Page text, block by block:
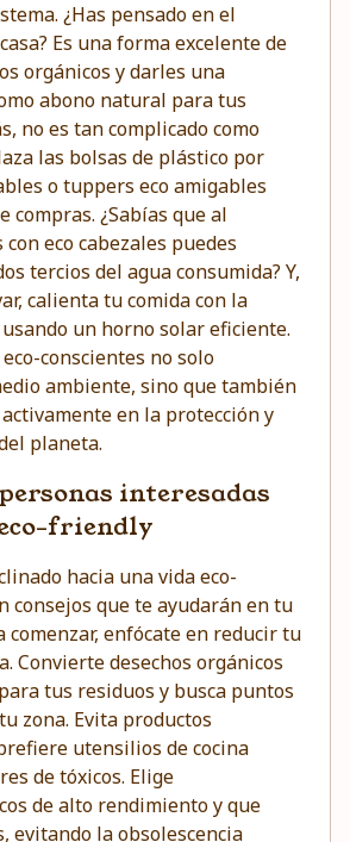
¿Has pensado en el
Es una forma excelente de
orgánicos y darles una
abono natural para tus
no es tan complicado como
las bolsas de plástico por
o tuppers eco amigables
compras. ¿Sabías que al
eco cabezales puedes
tercios del agua consumida? Y,
calienta tu comida con la
un horno solar eficiente.
conscientes no solo
ambiente, sino que también
en la protección y
planeta.
interesadas
friendly
hacia una vida eco-
consejos que te ayudarán en tu
comenzar, enfócate en reducir tu
Convierte desechos orgánicos
tus residuos y busca puntos
zona. Evita productos
utensilios de cocina
de tóxicos. Elige
de alto rendimiento y que
evitando la obsolescencia